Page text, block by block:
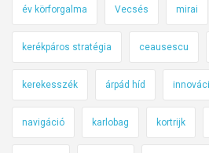
év körforgalma Vecsés mirai
kerékpáros stratégia ceausescu
kerekesszék árpád híd
navigáció karlobag kortrijk